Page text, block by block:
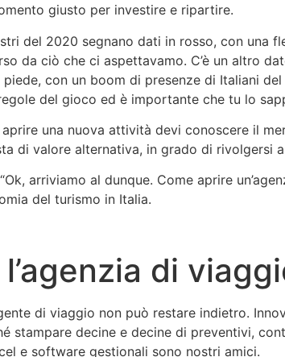
giusto per investire e ripartire.
del 2020 segnano dati in rosso, con una
da ciò che ci aspettavamo. C’è un altro
con un boom di presenze di Italiani
del gioco ed è importante che tu lo
una nuova attività devi conoscere il
di valore alternativa, in grado di rivolgersi
arriviamo al dunque. Come aprire
del turismo in Italia.
di
di viaggio non può restare indietro.
stampare decine e decine di preventivi,
e software gestionali sono nostri amici.